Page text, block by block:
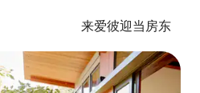
来爱彼迎当房东